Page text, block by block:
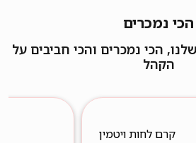
הכי נמכרים
הכי נמכרים והכי חביבים על
הקהל
קרם לחות ויטמין